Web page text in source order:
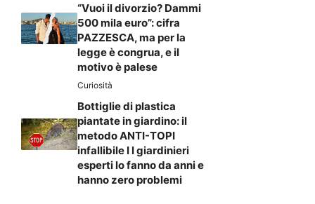
“Vuoi il divorzio? Dammi
500 mila euro”: cifra
PAZZESCA, ma per la
legge è congrua, e il
motivo è palese
Curiosità
Bottiglie di plastica
piantate in giardino: il
metodo ANTI-TOPI
infallibile I I giardinieri
esperti lo fanno da anni e
hanno zero problemi